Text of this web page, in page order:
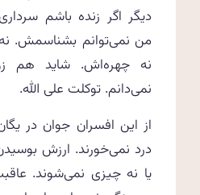
دیگر اگر زنده باشم
من نمی‌توانم بشناسمش.
نه چهره‌اش. شاید هم
نمی‌دانم. توکلت علی الله.
از این افسران جوان در
درد نمی‌خورند. ارزش
یا نه چیزی نمی‌شوند.